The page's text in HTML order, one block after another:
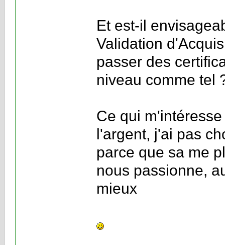
Et est-il
Validation
passer des
niveau comme tel
Ce qui
l'argent, j'ai pas
parce que sa me
nous passionne,
mieux